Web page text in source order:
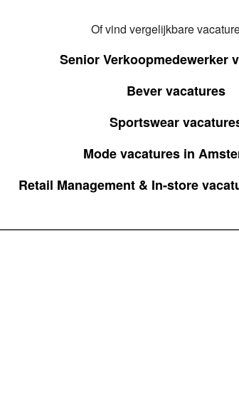
Of vind vergelijkbare
Senior Verkoopmedewerker
Bever vacatures
Sportswear
Mode vacatures in
Retail Management & In-store